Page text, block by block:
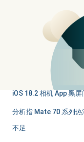
近期文章
iOS 18.2 相机 App 黑
分析指 Mate 70 系列
不足